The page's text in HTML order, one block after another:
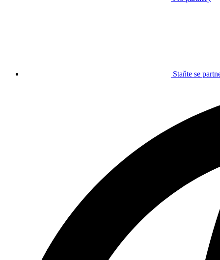
Staňte se